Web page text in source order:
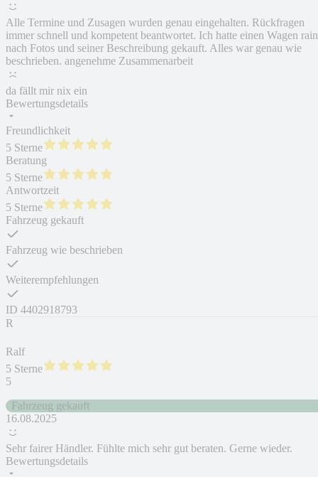
Alle Termine und Zusagen wurden genau eingehalten. Rückfragen
immer schnell und kompetent beantwortet. Ich hatte einen Wagen rain
nach Fotos und seiner Beschreibung gekauft. Alles war genau wie
beschrieben. angenehme Zusammenarbeit
da fällt mir nix ein
Bewertungsdetails
Freundlichkeit
5 Sterne
Beratung
5 Sterne
Antwortzeit
5 Sterne
Fahrzeug gekauft
Fahrzeug wie beschrieben
Weiterempfehlungen
ID 4402918793
R
Ralf
5 Sterne
5
Fahrzeug gekauft
16.08.2025
Sehr fairer Händler. Fühlte mich sehr gut beraten. Gerne wieder.
Bewertungsdetails